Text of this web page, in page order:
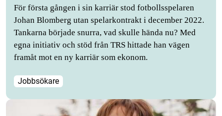
För första gången i sin karriär stod fotbollsspelaren
Johan Blomberg utan spelarkontrakt i december 2022.
Tankarna började snurra, vad skulle hända nu? Med
egna initiativ och stöd från TRS hittade han vägen
framåt mot en ny karriär som ekonom.
Jobbsökare